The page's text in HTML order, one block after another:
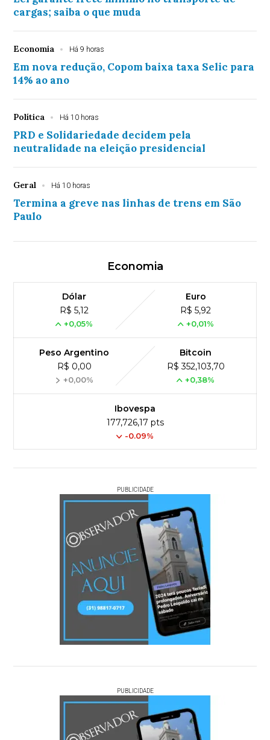
cargas; saiba o que muda
Economia Há 9 horas
Em nova redução, Copom baixa taxa Selic para
14% ao ano
Política Há 10 horas
PRD e Solidariedade decidem pela
neutralidade na eleição presidencial
Geral Há 10 horas
Termina a greve nas linhas de trens em São
Paulo
Economia
Dólar
R$ 5,12
+0,05%
Euro
R$ 5,92
+0,01%
Peso Argentino
R$ 0,00
+0,00%
Bitcoin
R$ 352,103,70
+0,38%
Ibovespa
177,726,17 pts
-0.09%
PUBLICIDADE
PUBLICIDADE